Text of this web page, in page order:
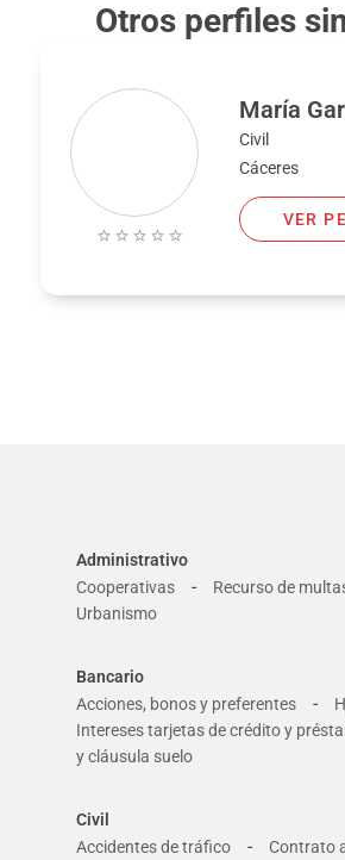
Otros perfiles
Civil
Cáceres
VER
Administrativo
Cooperativas
- Recurso de
Urbanismo
Bancario
Acciones, bonos y preferentes
-
Intereses tarjetas de crédito y
y cláusula suelo
Civil
Accidentes de tráfico
- Contrato